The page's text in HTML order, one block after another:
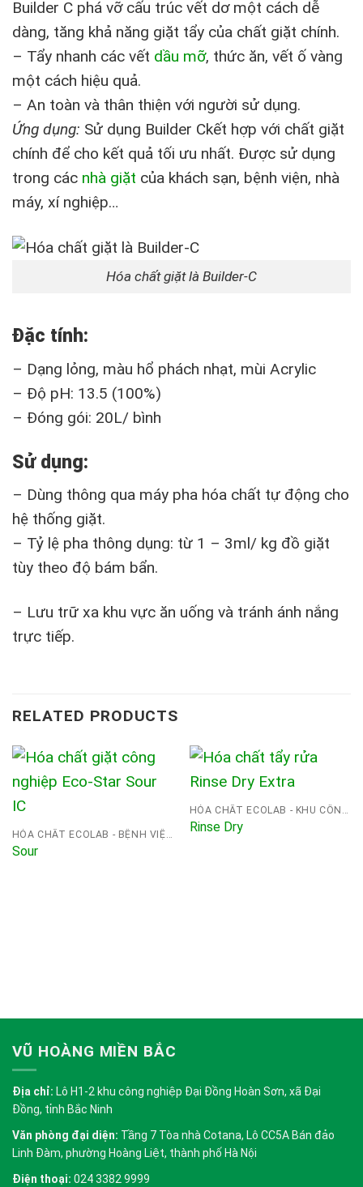
Builder C phá vỡ cấu trúc vết dơ một cách dễ
dàng, tăng khả năng giặt tẩy của chất giặt chính.
– Tẩy nhanh các vết dầu mỡ, thức ăn, vết ố vàng
một cách hiệu quả.
– An toàn và thân thiện với người sử dụng.
Ứng dụng: Sử dụng Builder Ckết hợp với chất giặt
chính để cho kết quả tối ưu nhất. Được sử dụng
trong các nhà giặt của khách sạn, bệnh viện, nhà
máy, xí nghiệp…
Hóa chất giặt là Builder-C
Đặc tính:
– Dạng lỏng, màu hổ phách nhạt, mùi Acrylic
– Độ pH: 13.5 (100%)
– Đóng gói: 20L/ bình
Sửdụng:
– Dùng thông qua máy pha hóa chất tự động cho
hệ thống giặt.
– Tỷ lệ pha thông dụng: từ 1 – 3ml/ kg đồ giặt
tùy theo độ bám bẩn.
– Lưu trữ xa khu vực ăn uống và tránh ánh nắng
trực tiếp.
RELATED PRODUCTS
Sour
Rinse Dry
VŨ HOÀNG MIỀN BẮC
Địa chỉ: Lô H1-2 khu công nghiệp Đại Đồng Hoàn Sơn, xã Đại
Đồng, tỉnh Bắc Ninh
Văn phòng đại diện: Tầng 7 Tòa nhà Cotana, Lô CC5A Bán đảo
Linh Đàm, phường Hoàng Liệt, thành phố Hà Nội
Điện thoại: 024 3382 9999